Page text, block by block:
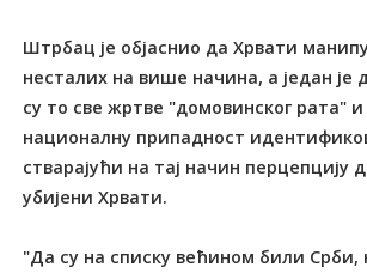
Штрбац је објаснио да Хрвати
несталих на више начина, а један је
су то све жртве "домовинског рата"
националну припадност
стварајући на тај начин перцепцију
убијени Хрвати.
"Да су на списку већином били Срби,